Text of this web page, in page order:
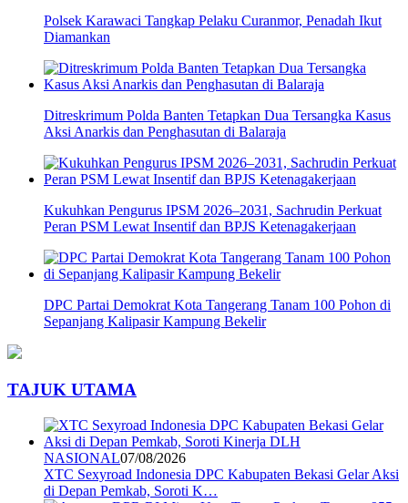
Polsek Karawaci Tangkap Pelaku Curanmor, Penadah Ikut
Diamankan
Ditreskrimum Polda Banten Tetapkan Dua Tersangka Kasus
Aksi Anarkis dan Penghasutan di Balaraja
Kukuhkan Pengurus IPSM 2026–2031, Sachrudin Perkuat
Peran PSM Lewat Insentif dan BPJS Ketenagakerjaan
DPC Partai Demokrat Kota Tangerang Tanam 100 Pohon di
Sepanjang Kalipasir Kampung Bekelir
TAJUK UTAMA
NASIONAL07/08/2026
XTC Sexyroad Indonesia DPC Kabupaten Bekasi Gelar Aksi
di Depan Pemkab, Soroti K…